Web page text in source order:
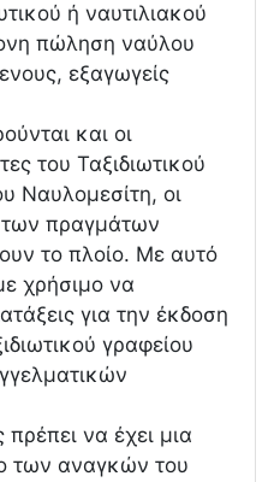
ή ναυτιλιακού
πώληση ναύλου
εξαγωγείς
και οι
του Ταξιδιωτικού
Ναυλομεσίτη, οι
των πραγμάτων
το πλοίο. Με αυτό
χρήσιμο να
για την έκδοση
γραφείου
να έχει μια
των αναγκών του